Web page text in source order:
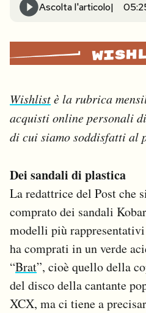
SHOP
CALENDARIO
Area Personale
Newsletter
Hai bisogno di aiuto?
Esci
Ascolta l'articolo
Wishlistè la rubrica
acquisti online personali
di cui siamo soddisfatti al
Dei sandali di plastica
La redattrice del Post che
comprato dei sandali
modelli più rappresentativi
ha comprati in un verde
“Brat”, cioè quello della
del disco della cantante
XCX, ma ci tiene a